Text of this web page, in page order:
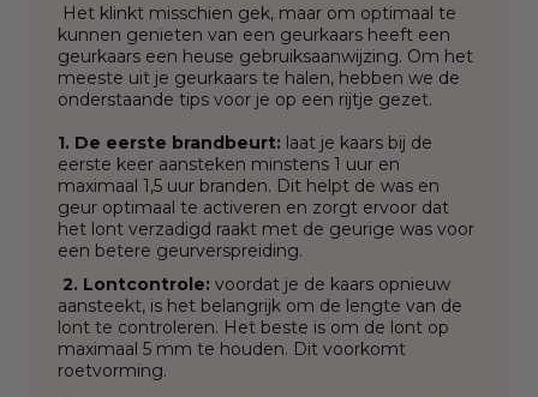
Het klinkt misschien gek, maar om optimaal te
kunnen genieten van een geurkaars heeft een
geurkaars een heuse gebruiksaanwijzing. Om het
meeste uit je geurkaars te halen, hebben we de
onderstaande tips voor je op een rijtje gezet.
1. De eerste brandbeurt: laat je kaars bij de
eerste keer aansteken minstens 1 uur en
maximaal 1,5 uur branden. Dit helpt de was en
geur optimaal te activeren en zorgt ervoor dat
het lont verzadigd raakt met de geurige was voor
een betere geurverspreiding.
2. Lontcontrole: voordat je de kaars opnieuw
aansteekt, is het belangrijk om de lengte van de
lont te controleren. Het beste is om de lont op
maximaal 5 mm te houden. Dit voorkomt
roetvorming.